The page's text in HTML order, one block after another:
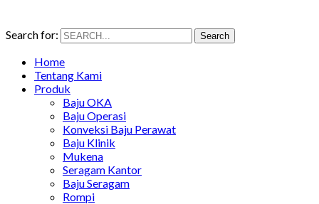
Search for: Search
Home
Tentang Kami
Produk
Baju OKA
Baju Operasi
Konveksi Baju Perawat
Baju Klinik
Mukena
Seragam Kantor
Baju Seragam
Rompi